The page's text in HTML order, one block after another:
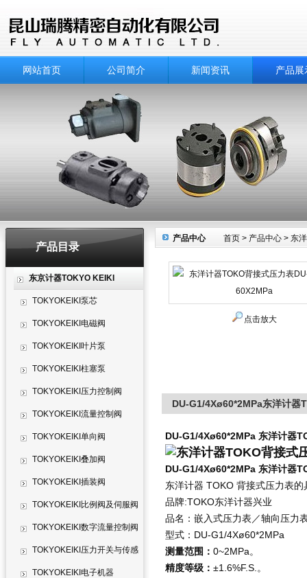
网站首页 公司简介 新闻资讯 产品展
产品目录
东京计器TOKYO KEIKI
TOKYOKEIKI泵芯
TOKYOKEIKI电磁阀
TOKYOKEIKI叶片泵
TOKYOKEIKI柱塞泵
TOKYOKEIKI压力控制阀
TOKYOKEIKI流量控制阀
TOKYOKEIKI单向阀
TOKYOKEIKI叠加阀
TOKYOKEIKI插装阀
TOKYOKEIKI比例阀及伺服阀
TOKYOKEIKI数字流量控制阀
TOKYOKEIKI压力开关与传感
器 TOKYOKEIKI电子机器
首页 > 产品中心 > 东
产品中心
点击放大
DU-G1/4Xø60*2MPa东洋计器
DU-G1/4Xø60*2MPa 东洋计器
DU-G1/4Xø60*2MPa 东洋计器
东洋计器 TOKO 背接式压力表的
品牌:TOKO东洋计器兴业
品名：嵌入式压力表／轴向压力
型式：DU-G1/4Xø60*2MPa
测量范围： 0~2MPa。
精度等级： ±1.6%F.S.。